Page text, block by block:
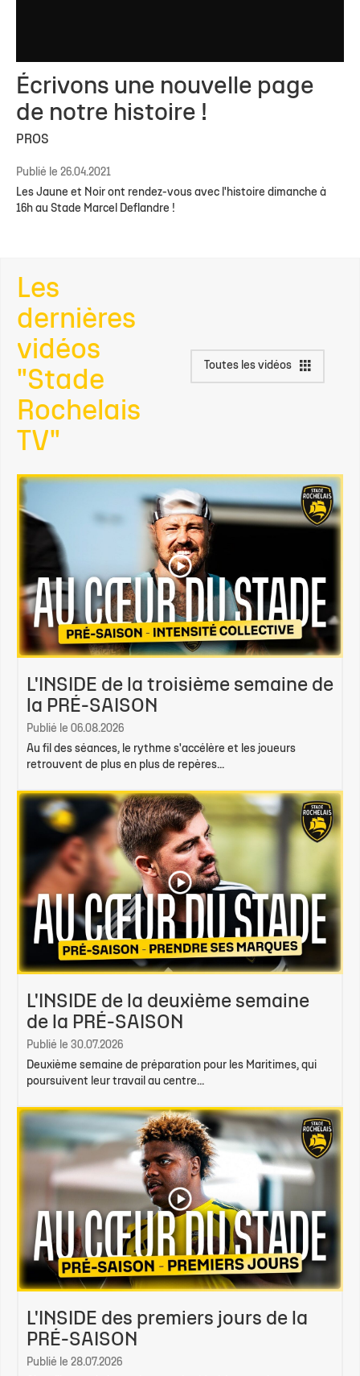
Écrivons une nouvelle page
de notre histoire !
PROS
Publié le 26.04.2021
Les Jaune et Noir ont rendez-vous avec l'histoire dimanche à
16h au Stade Marcel Deflandre !
Les
dernières
vidéos
"Stade
Rochelais
TV"
Toutes les vidéos
L'INSIDE de la troisième semaine de
la PRÉ-SAISON
Publié le 06.08.2026
Au fil des séances, le rythme s'accélère et les joueurs
retrouvent de plus en plus de repères...
L'INSIDE de la deuxième semaine
de la PRÉ-SAISON
Publié le 30.07.2026
Deuxième semaine de préparation pour les Maritimes, qui
poursuivent leur travail au centre...
L'INSIDE des premiers jours de la
PRÉ-SAISON
Publié le 28.07.2026